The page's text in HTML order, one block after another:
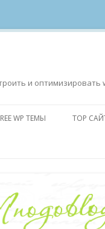
и оптимизировать
WP ТЕМЫ TOP